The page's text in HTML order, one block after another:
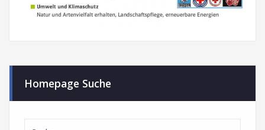
Homepage Suche